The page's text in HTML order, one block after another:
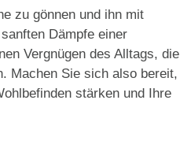
zu gönnen und ihn mit
Dämpfe einer
Vergnügen des Alltags, die
Machen Sie sich also bereit,
stärken und Ihre